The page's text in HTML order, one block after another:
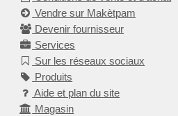
Vendre sur Makètpam
Devenir fournisseur
Services
Sur les réseaux sociaux
Produits
Aide et plan du site
Magasin